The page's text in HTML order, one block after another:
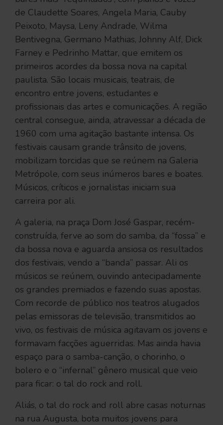
de Claudette Soares, Angela Maria, Cauby
Peixoto, Maysa, Leny Andrade, Wilma
Bentivegna, Germano Mathias, Johnny Alf, Dick
Farney e Pedrinho Mattar, que emitem os
primeiros acordes da bossa nova na capital
paulista. São locais musicais, teatrais, de
encontro entre jovens, estudantes e
profissionais das artes e comunicações. A região
central consegue, ainda, atravessar a década de
1960 com uma agitação bastante intensa. Os
festivais causam grande trânsito de jovens,
mobilizam torcidas que se reúnem na Galeria
Metrópole, com seus inúmeros bares e boates.
Músicos, críticos e jornalistas iniciam sua
carreira por ali.
A galeria, na praça Dom José Gaspar, recém-
construída, ferve ao som do samba, da “fossa” e
da bossa nova e aguarda ansiosa os resultados
dos festivais, vendo a “banda” passar. Ali os
músicos se reúnem, ouvindo antecipadamente
os grandes premiados e fazendo suas apostas.
Com recorde de público nos teatros alugados
pelas emissoras de televisão, transmitidos ao
vivo, os festivais de música agitavam os jovens e
formavam facções aguerridas. Mas ainda havia
espaço para o samba-canção, o chorinho, o
bolero e o “infernal” gênero musical que veio
para ficar: o tal do rock and roll.
Aliás, o tal do rock and roll abre casas noturnas
na rua Augusta, bota muitos jovens para